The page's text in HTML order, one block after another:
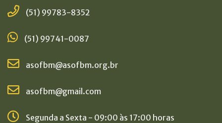
(51) 99783-8352
(51) 99741-0087
asofbm@asofbm.org.br
asofbm@gmail.com
Segunda a Sexta - 09:00 às 17:00 horas